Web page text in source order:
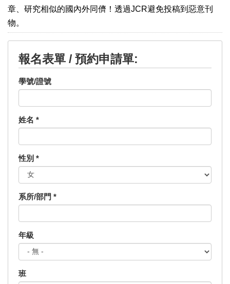
章、研究相似的國內外同儕！透過JCR避免投稿到惡意刊
物。
報名表單 / 預約申請單:
學號/證號
姓名 *
性別 *
系所/部門 *
年級
班